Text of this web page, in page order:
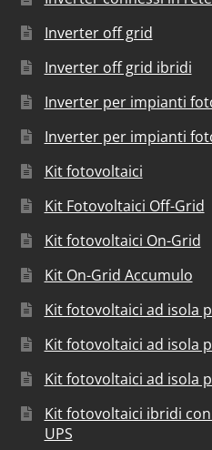
Inverter off grid
Inverter off grid ibridi
Inverter per impianti
Inverter per impianti
Kit fotovoltaici
Kit Fotovoltaici Off-Grid
Kit fotovoltaici On-Grid
Kit On-Grid Accumulo
Kit fotovoltaici ad isola
Kit fotovoltaici ad isola
Kit fotovoltaici ad isola
Kit fotovoltaici ibridi
UPS